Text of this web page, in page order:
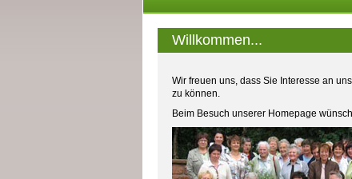
Willkommen...
Wir freuen uns, dass Sie Interesse an
zu können.
Beim Besuch unserer Homepage